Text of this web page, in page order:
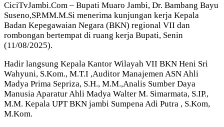
CiciTvJambi.Com – Bupati Muaro Jambi, Dr. Bambang Bayu
Suseno,SP.MM.M.Si menerima kunjungan kerja Kepala
Badan Kepegawaian Negara (BKN) regional VII dan
rombongan bertempat di ruang kerja Bupati, Senin
(11/08/2025).
Hadir langsung Kepala Kantor Wilayah VII BKN Heni Sri
Wahyuni, S.Kom., M.T.I ,Auditor Manajemen ASN Ahli
Madya Prima Sepriza, S.H., M.M.,Analis Sumber Daya
Manusia Aparatur Ahli Madya Walter M. Simarmata, S.IP.,
M.M. Kepala UPT BKN jambi Sumpena Adi Putra , S.Kom,
M.Kom.